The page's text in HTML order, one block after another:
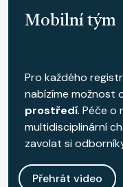
Mobilní tým
Pro každého
nabízíme možnost
prostředí. Péče o
multidisciplinární
zavolat si
Přehrát video